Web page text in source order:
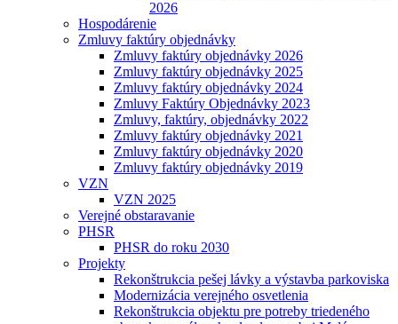
2026
Hospodárenie
Zmluvy faktúry objednávky
Zmluvy faktúry objednávky 2026
Zmluvy faktúry objednávky 2025
Zmluvy faktúry objednávky 2024
Zmluvy Faktúry Objednávky 2023
Zmluvy, faktúry, objednávky 2022
Zmluvy faktúry objednávky 2021
Zmluvy faktúry objednávky 2020
Zmluvy faktúry objednávky 2019
VZN
VZN 2025
Verejné obstaravanie
PHSR
PHSR do roku 2030
Projekty
Rekonštrukcia pešej lávky a výstavba parkoviska
Modernizácia verejného osvetlenia
Rekonštrukcia objektu pre potreby triedeného